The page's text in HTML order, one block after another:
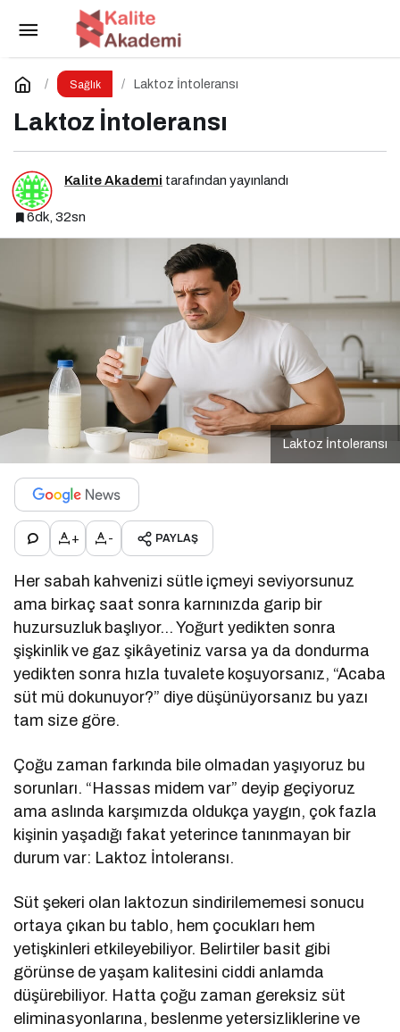
Sağlık Laktoz İntoleransı
Laktoz İntoleransı
Kalite Akademi tarafından yayınlandı
6dk, 32sn
Laktoz İntoleransı
+ - PAYLAŞ
Her sabah kahvenizi sütle içmeyi seviyorsunuz
ama birkaç saat sonra karnınızda garip bir
huzursuzluk başlıyor… Yoğurt yedikten sonra
şişkinlik ve gaz şikâyetiniz varsa ya da dondurma
yedikten sonra hızla tuvalete koşuyorsanız, “Acaba
süt mü dokunuyor?” diye düşünüyorsanız bu yazı
tam size göre.
Çoğu zaman farkında bile olmadan yaşıyoruz bu
sorunları. “Hassas midem var” deyip geçiyoruz
ama aslında karşımızda oldukça yaygın, çok fazla
kişinin yaşadığı fakat yeterince tanınmayan bir
durum var: Laktoz İntoleransı.
Süt şekeri olan laktozun sindirilememesi sonucu
ortaya çıkan bu tablo, hem çocukları hem
yetişkinleri etkileyebiliyor. Belirtiler basit gibi
görünse de yaşam kalitesini ciddi anlamda
düşürebiliyor. Hatta çoğu zaman gereksiz süt
eliminasyonlarına, beslenme yetersizliklerine ve
Bağırsaklarınız Sinyal Veriyorsa Ama Çölyak
Değilseniz
Yorum Yap